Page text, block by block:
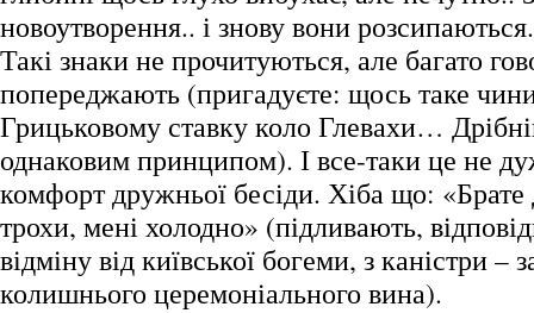
новоутворення.. і знову вони
Такі знаки не прочитуються, але багато
попереджають (пригадуєте: щось таке
Грицьковому ставку коло Глевахи…
однаковим принципом). І все-таки це не
комфорт дружньої бесіди. Хіба що:
трохи, мені холодно» (підливають,
відміну від київської богеми, з каністри –
колишнього церемоніального вина).